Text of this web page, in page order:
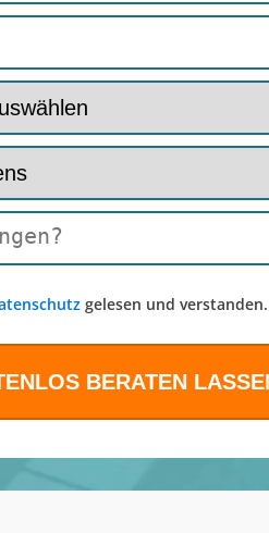
gelesen und verstanden.